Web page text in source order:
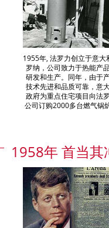
1955年, 法罗力创立于意大
罗纳，公司致力于热能产
研发和生产。同年，由于
技术先进和品质可靠，意
政府为重点住宅项目向法
公司订购2000多台燃气锅炉
1958年 首当其